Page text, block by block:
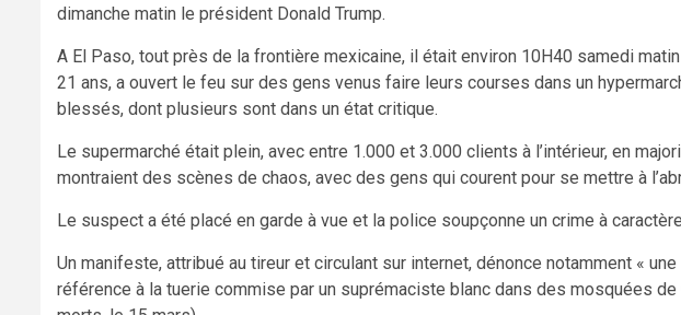
dimanche matin le président Donald Trump.
A El Paso, tout près de la frontière mexicaine, il était environ 10H40 samedi
21 ans, a ouvert le feu sur des gens venus faire leurs courses dans un
blessés, dont plusieurs sont dans un état critique.
Le supermarché était plein, avec entre 1.000 et 3.000 clients à l’intérieur, en
montraient des scènes de chaos, avec des gens qui courent pour se mettre à
Le suspect a été placé en garde à vue et la police soupçonne un crime à
Un manifeste, attribué au tireur et circulant sur internet, dénonce notamment «
référence à la tuerie commise par un suprémaciste blanc dans des mosquées